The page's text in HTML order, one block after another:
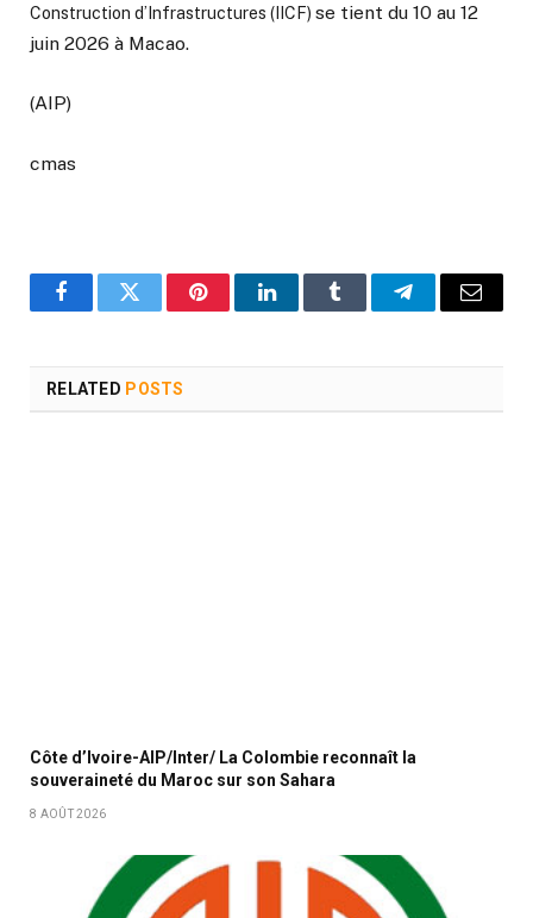
Construction d’Infrastructures (IICF) se tient du 10 au 12
juin 2026 à Macao.
(AIP)
cmas
FacebookTwitter PinterestLinkedInTumblr TelegramEmail
RELATED POSTS
Côte d’Ivoire-AIP/Inter/ La Colombie reconnaît la
souveraineté du Maroc sur son Sahara
8 AOÛT 2026